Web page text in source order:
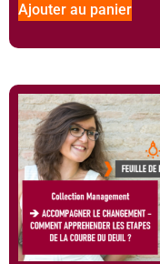
Ajouter au panier